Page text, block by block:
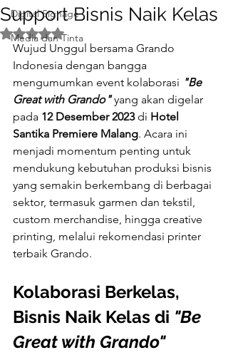
Digital Signage
Media dan Tinta
Support Bisnis Naik Kelas
Dinilai NaN dari 5 bintang.
Wujud Unggul bersama Grando
Indonesia dengan bangga
mengumumkan event kolaborasi "Be
Great with Grando" yang akan digelar
pada 12 Desember 2023 di Hotel
Santika Premiere Malang. Acara ini
menjadi momentum penting untuk
mendukung kebutuhan produksi bisnis
yang semakin berkembang di berbagai
sektor, termasuk garmen dan tekstil,
custom merchandise, hingga creative
printing, melalui rekomendasi printer
terbaik Grando.
Kolaborasi Berkelas,
Bisnis Naik Kelas di "Be
Great with Grando"